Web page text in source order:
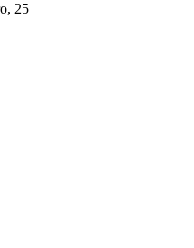
25